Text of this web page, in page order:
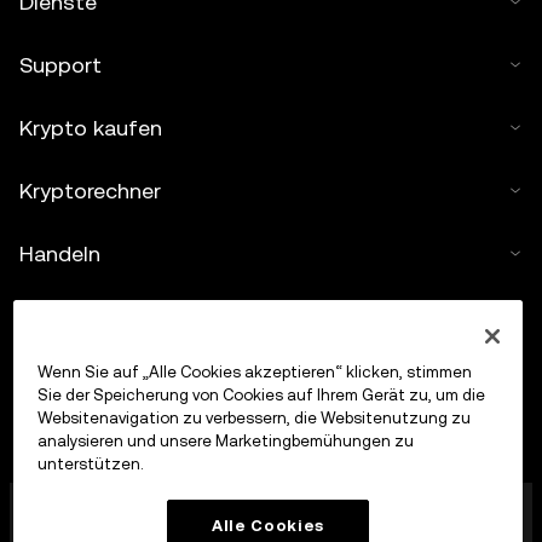
Support
Krypto kaufen
Kryptorechner
Handeln
Die OKX Europe Limited, die unter dem Handelsnamen
OKX firmiert, ist jetzt eine Krypto-Asset-
Wenn Sie auf „Alle Cookies akzeptieren“ klicken, stimmen
Sie der Speicherung von Cookies auf Ihrem Gerät zu, um die
Websitenavigation zu verbessern, die Websitenutzung zu
analysieren und unsere Marketingbemühungen zu
unterstützen.
Alle Cookies